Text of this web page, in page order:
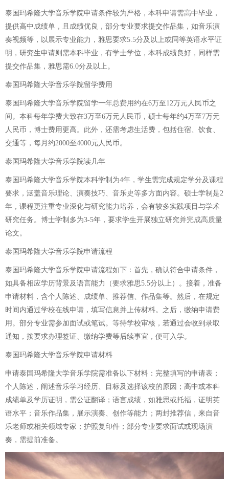
泰国玛希隆大学音乐学院申请条件较为严格，本科申请需高中毕业，
提供高中成绩单，且成绩优良，部分专业要求提交作品集，如音乐演
奏视频等，以展示专业能力，雅思要求5.5分及以上或同等英语水平证
明，研究生申请则需本科毕业，有学士学位，本科成绩良好，同样需
提交作品集，雅思需6.0分及以上。
泰国玛希隆大学音乐学院留学费用
泰国玛希隆大学音乐学院留学一年总费用约在6万至12万元人民币之
间。本科每年学费大致在3万至6万元人民币，硕士每年约4万至7万元
人民币，博士费用更高。此外，还需考虑生活费，包括住宿、饮食、
交通等，每月约2000至4000元人民币。
泰国玛希隆大学音乐学院读几年
泰国玛希隆大学音乐学院本科学制为4年，学生需完成规定学分及课程
要求，涵盖音乐理论、演奏技巧、音乐史等多方面内容。硕士学制是2
年，课程更注重专业深化与研究能力培养，会有较多实践项目与学术
研究任务。博士学制多为3-5年，要求学生开展独立研究并完成高质量
论文。
泰国玛希隆大学音乐学院申请流程
泰国玛希隆大学音乐学院申请流程如下：首先，确认符合申请条件，
如具备相应学历背景及语言能力（要求雅思5.5分以上）。接着，准备
申请材料，含个人陈述、成绩单、推荐信、作品集等。然后，在规定
时间内通过学校在线申请，填写信息并上传材料。之后，缴纳申请费
用。部分专业需参加面试或笔试。等待学校审核，若通过会收到录取
通知，按要求办理签证、缴纳学费等后续事宜，便可入学。
泰国玛希隆大学音乐学院申请材料
申请泰国玛希隆大学音乐学院需准备以下材料：完整填写的申请表；
个人陈述，阐述音乐学习经历、目标及选择该校的原因；高中或本科
成绩单及学历证明，需公证翻译；语言成绩，如雅思或托福，证明英
语水平；音乐作品集，展示演奏、创作等能力；两封推荐信，来自音
乐老师或相关领域专家；护照复印件；部分专业要求面试或现场演
奏，需提前准备。